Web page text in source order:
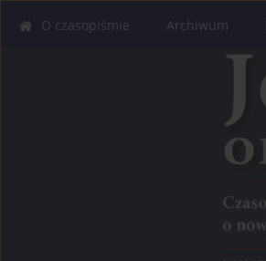
O czasopiśmie Archiwum